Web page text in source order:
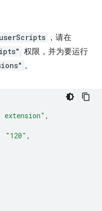
，请在
权限，并为要运行
。
,
"120" ,